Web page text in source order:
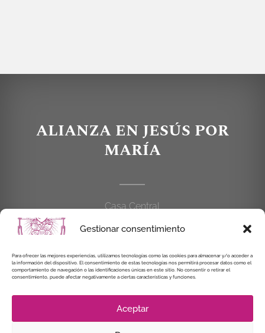
Gestionar consentimiento
Para ofrecer las mejores experiencias, utilizamos tecnologías como las cookies para almacenar y/o acceder a
la información del dispositivo. El consentimiento de estas tecnologías nos permitirá procesar datos como el
comportamiento de navegación o las identificaciones únicas en este sitio. No consentir o retirar el
consentimiento, puede afectar negativamente a ciertas características y funciones.
Aceptar
ALIANZA EN JESÚS POR
MARÍA
Casa Central
914 462 114
alianzaenjesuspormaria@gmail.com